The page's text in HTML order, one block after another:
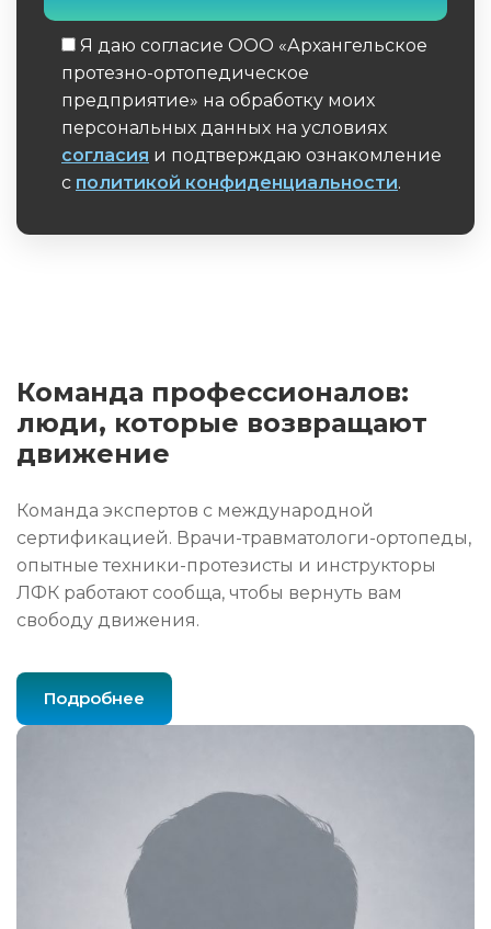
Я даю согласие ООО «Архангельское
протезно-ортопедическое
предприятие» на обработку моих
персональных данных на условиях
согласия и подтверждаю ознакомление
с политикой конфиденциальности.
Команда профессионалов:
люди, которые возвращают
движение
Команда экспертов с международной
сертификацией. Врачи-травматологи-ортопеды,
опытные техники-протезисты и инструкторы
ЛФК работают сообща, чтобы вернуть вам
свободу движения.
Подробнее